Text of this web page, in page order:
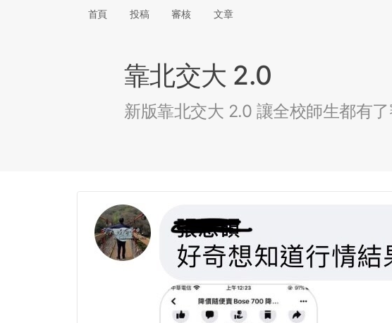
首頁 投稿 審核 文章
靠北交大 2.0
新版靠北交大 2.0 讓全校師生都有